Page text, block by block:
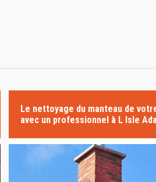
Le nettoyage du manteau de
avec un professionnel à L Isle